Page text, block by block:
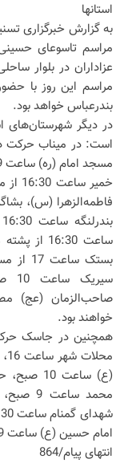
استانها
به گزارش خبرگزاری
عزاداران در بلوار
بندرعباس خواهد بود.
در دیگر شهرستان‌های
است: در میناب حرکت
مسجد امام (ره) ساعت 9 صبح آغاز می‌شود.
ساعت
بستک
صاحب‌الزمان (عج)
خواهند بود.
همچنین در جاسک
(ع) ساعت
محمد
امام حسین (ع) ساعت 9 صبح برگزار می‌شود.
انتهای پیام/864